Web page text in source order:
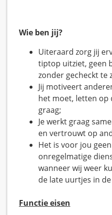
Wie ben jij?
Uiteraard zorg jij
tiptop uitziet, geen
zonder gecheckt te
Jij motiveert
het moet, letten op
graag;
Je werkt graag
en vertrouwt op
Het is voor jou
onregelmatige
wanneer wij weer
de late uurtjes in
Functie eisen